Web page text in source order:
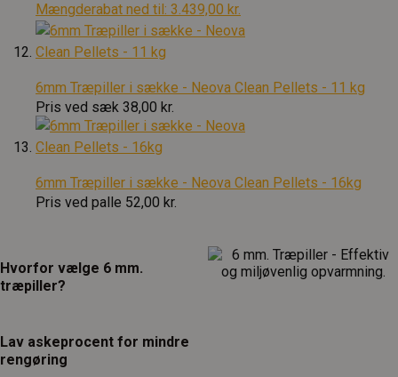
Mængderabat ned til: 3.439,00 kr.
6mm Træpiller i sække - Neova Clean Pellets - 11 kg
Pris ved sæk 38,00 kr.
6mm Træpiller i sække - Neova Clean Pellets - 16kg
Pris ved palle 52,00 kr.
Hvorfor vælge 6 mm.
træpiller?
Lav askeprocent for mindre
rengøring